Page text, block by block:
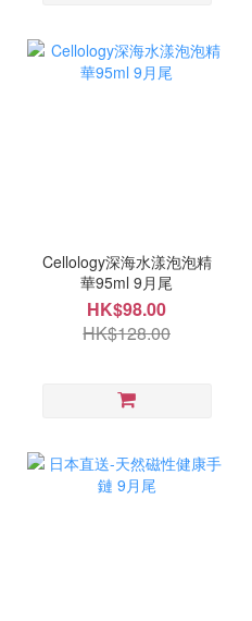
Cellology深海水漾泡泡精
華95ml 9月尾
HK$98.00
HK$128.00